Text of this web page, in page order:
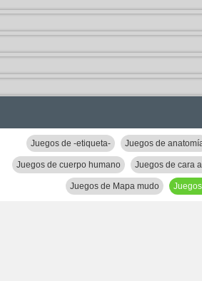
Juegos de -etiqueta- Juegos de
Juegos de cuerpo humano Juegos de cara
Juegos de Mapa mudo